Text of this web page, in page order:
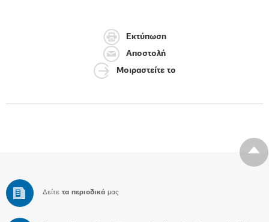
Εκτύπωση
Αποστολή
Μοιραστείτε το
Δείτε τα περιοδικά μας